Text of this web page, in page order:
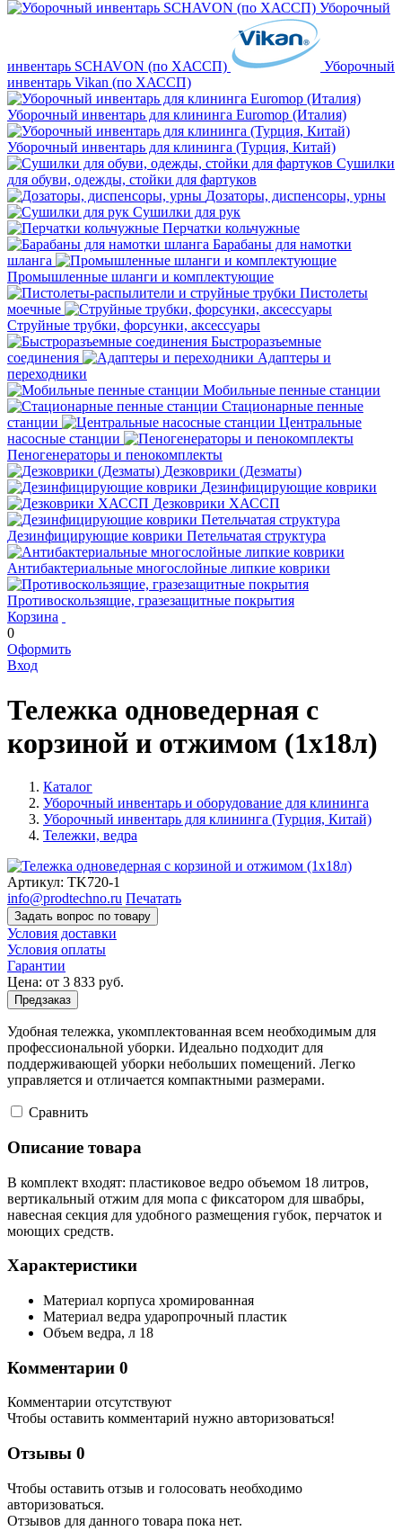
Уборочный
инвентарь SCHAVON (по ХАССП)
Уборочный
инвентарь Vikan (по ХАССП)
Уборочный инвентарь для клининга Euromop (Италия)
Уборочный инвентарь для клининга (Турция, Китай)
Сушилки
для обуви, одежды, стойки для фартуков
Дозаторы, диспенсоры, урны
Сушилки для рук
Перчатки кольчужные
Барабаны для намотки
шланга
Промышленные шланги и комплектующие
Пистолеты
моечные
Струйные трубки, форсунки, аксессуары
Быстроразъемные
соединения
Адаптеры и
переходники
Мобильные пенные станции
Стационарные пенные
станции
Центральные
насосные станции
Пеногенераторы и пенокомплекты
Дезковрики (Дезматы)
Дезинфицирующие коврики
Дезковрики ХАССП
Дезинфицирующие коврики Петельчатая структура
Антибактериальные многослойные липкие коврики
Противоскользящие, гразезащитные покрытия
Корзина
0
Оформить
Вход
Тележка одноведерная с
корзиной и отжимом (1х18л)
Каталог
Уборочный инвентарь и оборудование для клининга
Уборочный инвентарь для клининга (Турция, Китай)
Тележки, ведра
Артикул: TK720-1
info@prodtechno.ru Печатать
Задать вопрос по товару
Условия доставки
Условия оплаты
Гарантии
Цена: от 3 833 руб.
Предзаказ
Удобная тележка, укомплектованная всем необходимым для
профессиональной уборки. Идеально подходит для
поддерживающей уборки небольших помещений. Легко
управляется и отличается компактными размерами.
Cравнить
Описание товара
В комплект входят: пластиковое ведро объемом 18 литров,
вертикальный отжим для мопа с фиксатором для швабры,
навесная секция для удобного размещения губок, перчаток и
моющих средств.
Характеристики
Материал корпуса хромированная
Материал ведра ударопрочный пластик
Объем ведра, л 18
Комментарии 0
Комментарии отсутствуют
Чтобы оставить комментарий нужно авторизоваться!
Отзывы 0
Чтобы оcтавить отзыв и голосовать необходимо
авторизоваться.
Отзывов для данного товара пока нет.